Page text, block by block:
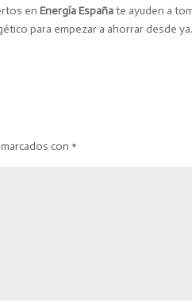
enEnergía Españate ayuden a
para empezar a ahorrar desde ya.
con *